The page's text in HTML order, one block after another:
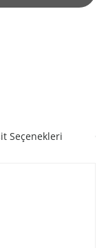
Seçenekleri